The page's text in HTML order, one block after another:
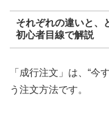
それぞれの違いと、
初心者目線で解説
「成行注文」は、“今
う注文方法です。